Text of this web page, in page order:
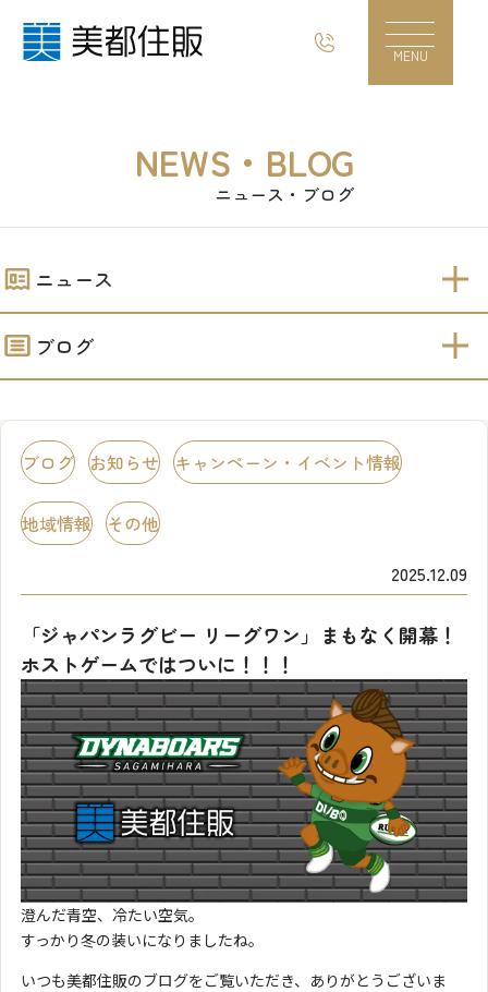
「ジャパンラグビー リーグワン」まもなく開
MENU
NEWS・BLOG
ニュース・ブログ
ニュース
ブログ
ブログ お知らせ キャンペーン・イベント情報
地域情報 その他
2025.12.09
「ジャパンラグビー リーグワン」まもなく開幕！
ホストゲームではついに！！！
澄んだ青空、冷たい空気。
すっかり冬の装いになりましたね。
いつも美都住販のブログをご覧いただき、ありがとうございま